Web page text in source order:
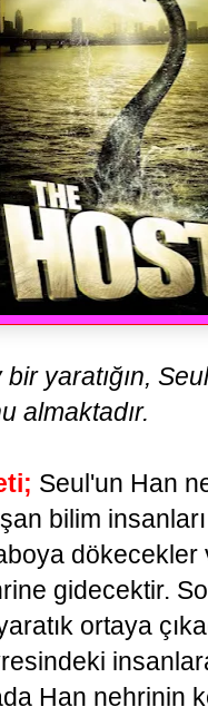
yaratığın,
almaktadır.
Seul'un Han
bilim
dökecekler
gidecektir.
ortaya
Han nehrinin